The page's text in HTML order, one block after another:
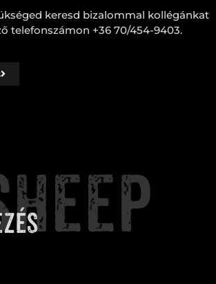
keresd bizalommal kollégánkat
telefonszámon +36 70/454-9403.